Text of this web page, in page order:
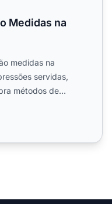
Medidas na
medidas na
servidas,
métodos de